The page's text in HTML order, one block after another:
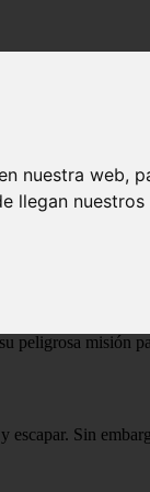
nuestra web,
llegan
trabaja para
peligrosa misión
Sin